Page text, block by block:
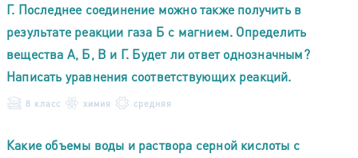
Г. Последнее соединение можно также получить в
результате реакции газа Б с магнием. Определить
вещества А, Б, В и Г. Будет ли ответ однозначным?
Написать уравнения соответствующих реакций.
8 класс химия средняя
Какие объемы воды и раствора серной кислоты с